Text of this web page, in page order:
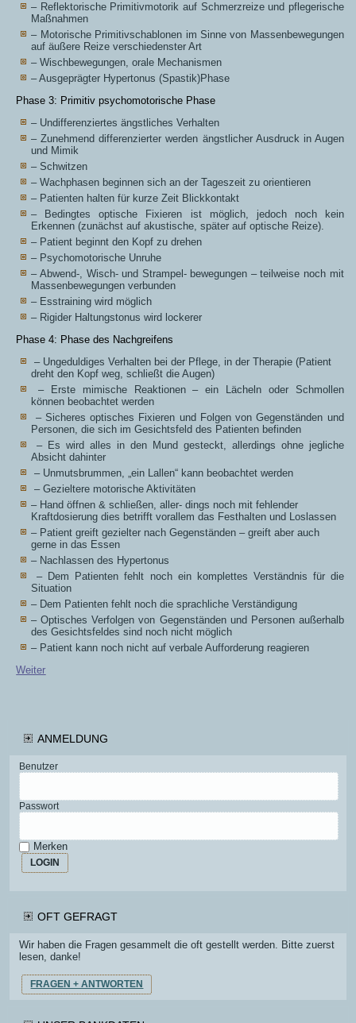
– Reflektorische Primitivmotorik auf Schmerzreize und pflegerische
Maßnahmen
– Motorische Primitivschablonen im Sinne von Massenbewegungen
auf äußere Reize verschiedenster Art
– Wischbewegungen, orale Mechanismen
– Ausgeprägter Hypertonus (Spastik)Phase
Phase 3: Primitiv psychomotorische Phase
– Undifferenziertes ängstliches Verhalten
– Zunehmend differenzierter werden ängstlicher Ausdruck in Augen
und Mimik
– Schwitzen
– Wachphasen beginnen sich an der Tageszeit zu orientieren
– Patienten halten für kurze Zeit Blickkontakt
– Bedingtes optische Fixieren ist möglich, jedoch noch kein
Erkennen (zunächst auf akustische, später auf optische Reize).
– Patient beginnt den Kopf zu drehen
– Psychomotorische Unruhe
– Abwend-, Wisch- und Strampel- bewegungen – teilweise noch mit
Massenbewegungen verbunden
– Esstraining wird möglich
– Rigider Haltungstonus wird lockerer
Phase 4: Phase des Nachgreifens
– Ungeduldiges Verhalten bei der Pflege, in der Therapie (Patient
dreht den Kopf weg, schließt die Augen)
– Erste mimische Reaktionen – ein Lächeln oder Schmollen
können beobachtet werden
– Sicheres optisches Fixieren und Folgen von Gegenständen und
Personen, die sich im Gesichtsfeld des Patienten befinden
– Es wird alles in den Mund gesteckt, allerdings ohne jegliche
Absicht dahinter
– Unmutsbrummen, „ein Lallen“ kann beobachtet werden
– Gezieltere motorische Aktivitäten
– Hand öffnen & schließen, aller- dings noch mit fehlender
Kraftdosierung dies betrifft vorallem das Festhalten und Loslassen
– Patient greift gezielter nach Gegenständen – greift aber auch
gerne in das Essen
– Nachlassen des Hypertonus
– Dem Patienten fehlt noch ein komplettes Verständnis für die
Situation
– Dem Patienten fehlt noch die sprachliche Verständigung
– Optisches Verfolgen von Gegenständen und Personen außerhalb
des Gesichtsfeldes sind noch nicht möglich
– Patient kann noch nicht auf verbale Aufforderung reagieren
Weiter
ANMELDUNG
Benutzer
Passwort
Merken
LOGIN
OFT GEFRAGT
Wir haben die Fragen gesammelt die oft gestellt werden. Bitte zuerst
lesen, danke!
FRAGEN + ANTWORTEN